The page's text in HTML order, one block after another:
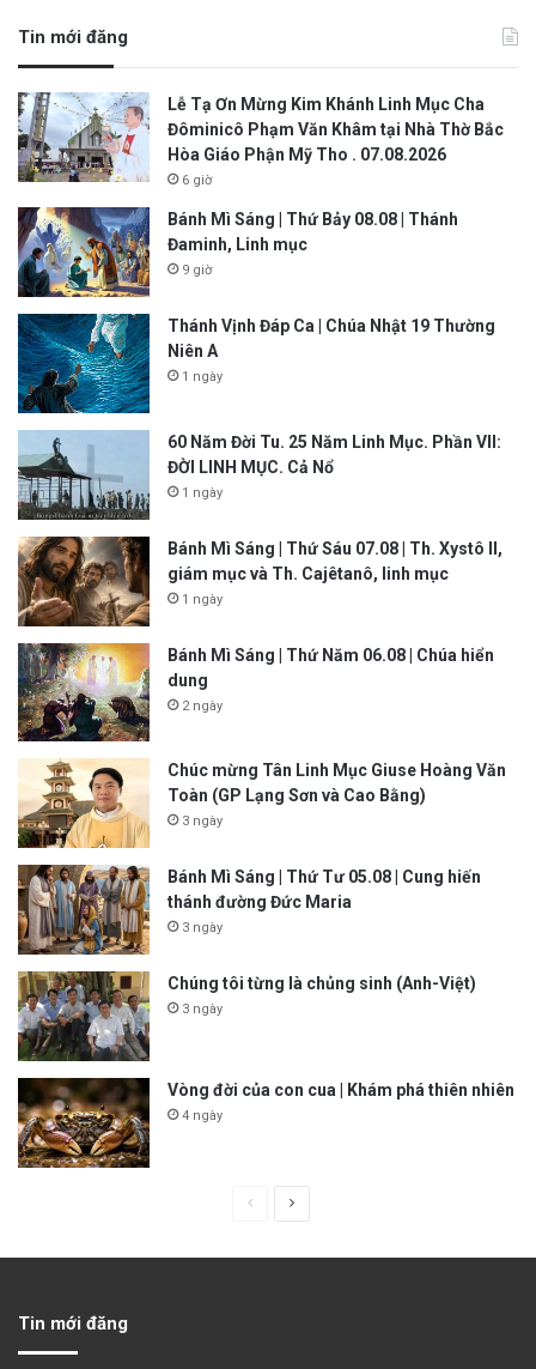
Tin mới đăng
Lễ Tạ Ơn Mừng Kim Khánh Linh Mục Cha
Đôminicô Phạm Văn Khâm tại Nhà Thờ Bắc
Hòa Giáo Phận Mỹ Tho . 07.08.2026
6 giờ
Bánh Mì Sáng | Thứ Bảy 08.08 | Thánh
Đaminh, Linh mục
9 giờ
Thánh Vịnh Đáp Ca | Chúa Nhật 19 Thường
Niên A
1 ngày
60 Năm Đời Tu. 25 Năm Linh Mục. Phần VII:
ĐỜI LINH MỤC. Cả Nổ
1 ngày
Bánh Mì Sáng | Thứ Sáu 07.08 | Th. Xystô II,
giám mục và Th. Cajêtanô, linh mục
1 ngày
Bánh Mì Sáng | Thứ Năm 06.08 | Chúa hiển
dung
2 ngày
Chúc mừng Tân Linh Mục Giuse Hoàng Văn
Toàn (GP Lạng Sơn và Cao Bằng)
3 ngày
Bánh Mì Sáng | Thứ Tư 05.08 | Cung hiến
thánh đường Đức Maria
3 ngày
Chúng tôi từng là chủng sinh (Anh-Việt)
3 ngày
Vòng đời của con cua | Khám phá thiên nhiên
4 ngày
Tin mới đăng